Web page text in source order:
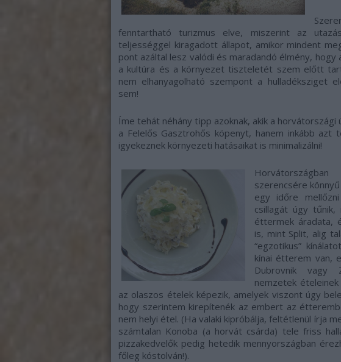
fenntartható turizmus elve, miszerint az
teljességgel kiragadott állapot, amikor mindent
pont azáltal lesz valódi és maradandó élmény,
a kultúra és a környezet tiszteletét szem előtt
nem elhanyagolható szempont a hulladéksziget
sem!
Íme tehát néhány tipp azoknak, akik a
a Felelős Gasztrohős köpenyt, hanem inkább azt
igyekeznek környezeti hatásaikat is minimalizálni!
szerencsére
egy időre
csillagát úgy
éttermek áradata,
is, mint Split, alig
“egzotikus”
kínai étterem van,
Dubrovnik vagy
nemzetek
az olaszos ételek képezik, amelyek viszont úgy
hogy szerintem kirepítenék az embert az
nem helyi étel. (Ha valaki kipróbálja, feltétlenül írja
számtalan Konoba (a horvát csárda) tele friss
pizzakedvelők pedig hetedik mennyországban
főleg kóstolván!).